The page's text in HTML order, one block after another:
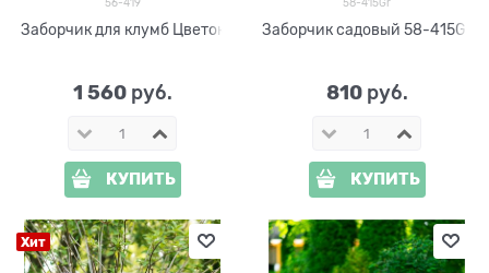
56-419
Заборчик для клумб Цветок
1 560 руб.
КУПИТЬ
58-415Gr
Заборчик садовый 58-415Gr
810 руб.
КУПИТЬ
Хит